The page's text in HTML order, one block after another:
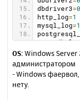
dbdriver3=0
http_log=1
mysql_log=1
mongodb_log
dns_log=1
debugmail=
OS:Windows Server
администратором
- Windows
нету.